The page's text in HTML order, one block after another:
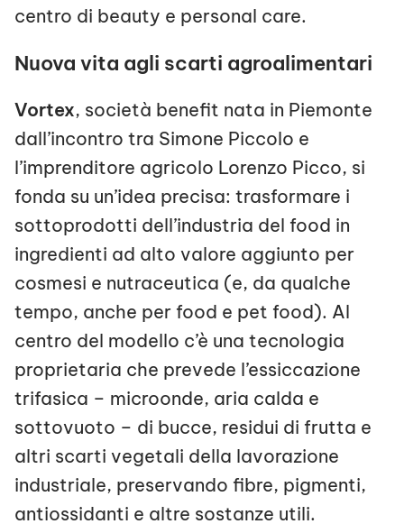
centro di beauty e personal care.
Nuova vita agli scarti agroalimentari
Vortex, società benefit nata in Piemonte
dall’incontro tra Simone Piccolo e
l’imprenditore agricolo Lorenzo Picco, si
fonda su un’idea precisa: trasformare i
sottoprodotti dell’industria del food in
ingredienti ad alto valore aggiunto per
cosmesi e nutraceutica (e, da qualche
tempo, anche per food e pet food). Al
centro del modello c’è una tecnologia
proprietaria che prevede l’essiccazione
trifasica – microonde, aria calda e
sottovuoto – di bucce, residui di frutta e
altri scarti vegetali della lavorazione
industriale, preservando fibre, pigmenti,
antiossidanti e altre sostanze utili.